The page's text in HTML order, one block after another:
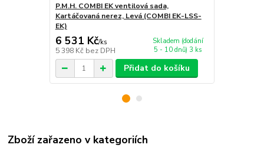
P.M.H. COMBI EK ventilová sada,
Kartáčovaná nerez, Levá (COMBI EK-LSS-
EK)
6 531 Kč/ks
5 398 Kč bez DPH
Skladem (dodání
5 - 10 dnů) 3 ks
Přidat do košíku
Zboží zařazeno v kategoriích